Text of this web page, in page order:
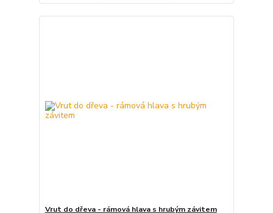
Vrut do dřeva - rámová hlava s hrubým závitem